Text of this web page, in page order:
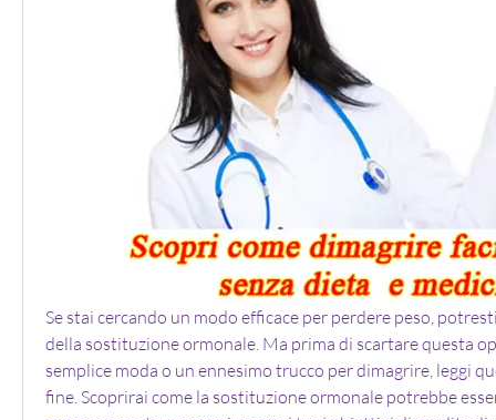
Se stai cercando un modo efficace per perdere peso,
della sostituzione ormonale. Ma prima di scartare questa
semplice moda o un ennesimo trucco per dimagrire, leggi
fine. Scoprirai come la sostituzione ormonale potrebbe